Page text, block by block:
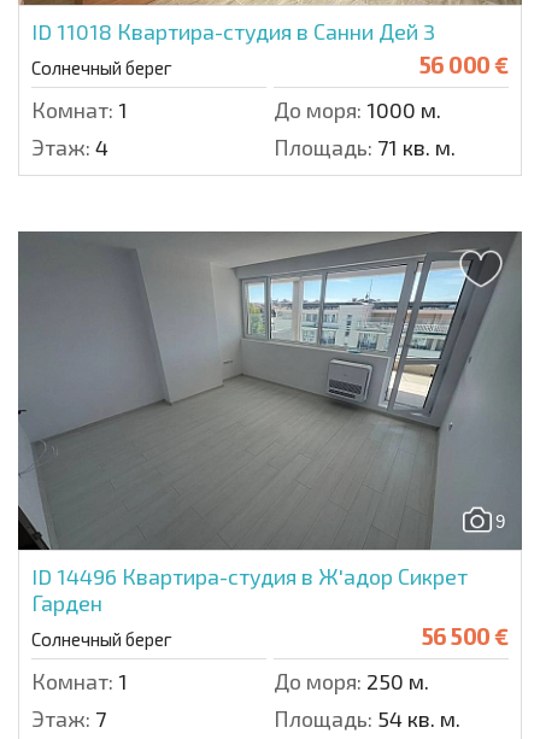
ID 11018 Квартира-студия в Санни Дей 3
Солнечный берег 56 000 €
Комнат: 1 До моря: 1000 м.
Этаж: 4 Площадь: 71 кв. м.
9
ID 14496 Квартира-студия в Ж'адор Сикрет
Гарден
Солнечный берег 56 500 €
Комнат: 1 До моря: 250 м.
Этаж: 7 Площадь: 54 кв. м.